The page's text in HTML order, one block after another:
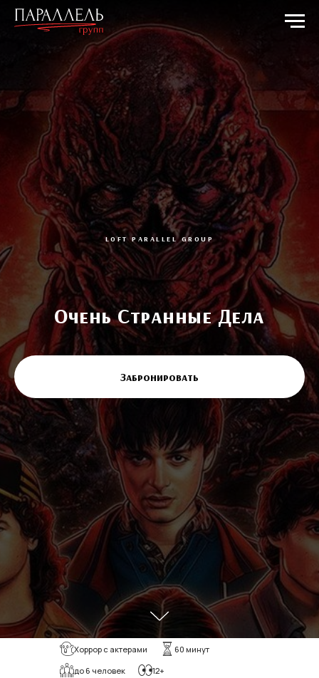
LOFT PARALLEL GROUP
Очень Странные Дела
Забронировать
Хоррор с актерами
60 минут
до 6 человек
12+